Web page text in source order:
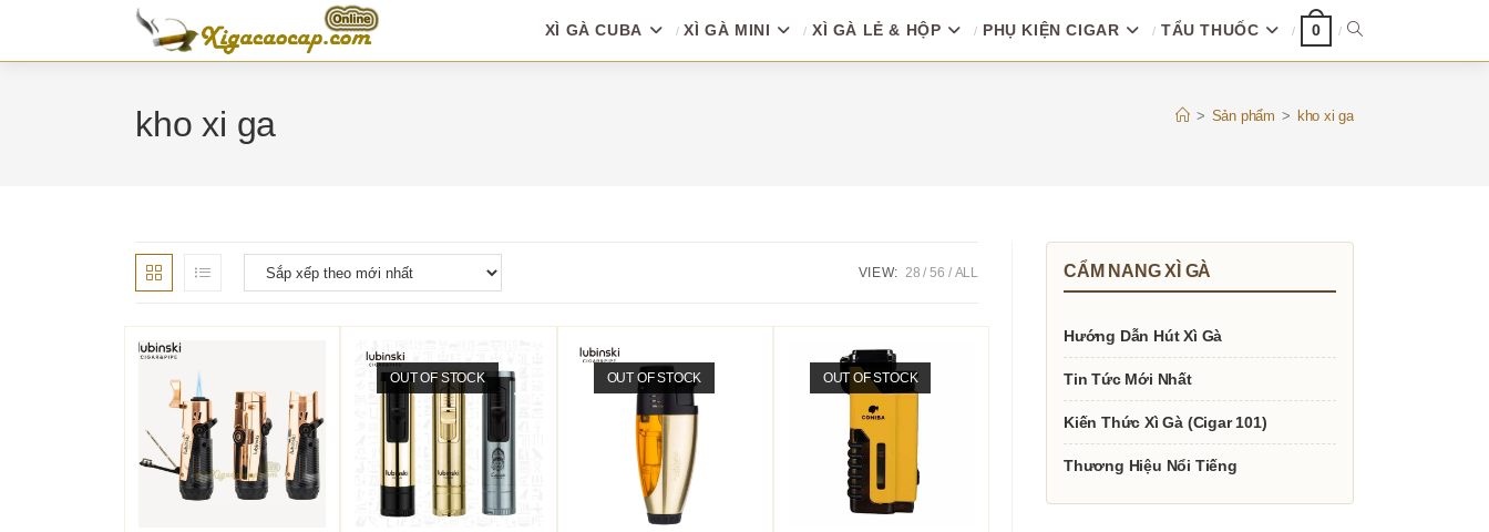
content
XÌ GÀ CUBA XÌ GÀ MINI XÌ GÀ LẺ & HỘP PHỤ KIỆN CIGAR TẨU THUỐC 0 TOGGLE
kho xi ga > Sản phẩm > kho xi ga
VIEW: 28 56 ALL
OUT OF STOCK OUT OF STOCK OUT OF STOCK
CẨM NANG XÌ GÀ
Hướng Dẫn Hút Xì Gà
Tin Tức Mới Nhất
Kiến Thức Xì Gà (Cigar 101)
Thương Hiệu Nổi Tiếng